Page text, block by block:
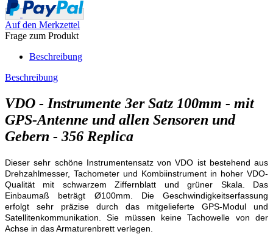
Auf den Merkzettel
Frage zum Produkt
Beschreibung
Beschreibung
VDO - Instrumente 3er Satz 100mm - mit
GPS-Antenne und allen Sensoren und
Gebern - 356 Replica
Dieser sehr schöne Instrumentensatz von VDO ist bestehend aus
Drehzahlmesser, Tachometer und Kombiinstrument in hoher VDO-
Qualität mit schwarzem Ziffernblatt und grüner Skala. Das
Einbaumaß beträgt Ø100mm. Die Geschwindigkeitserfassung
erfolgt sehr präzise durch das mitgelieferte GPS-Modul und
Satellitenkommunikation. Sie müssen keine Tachowelle von der
Achse in das Armaturenbrett verlegen.